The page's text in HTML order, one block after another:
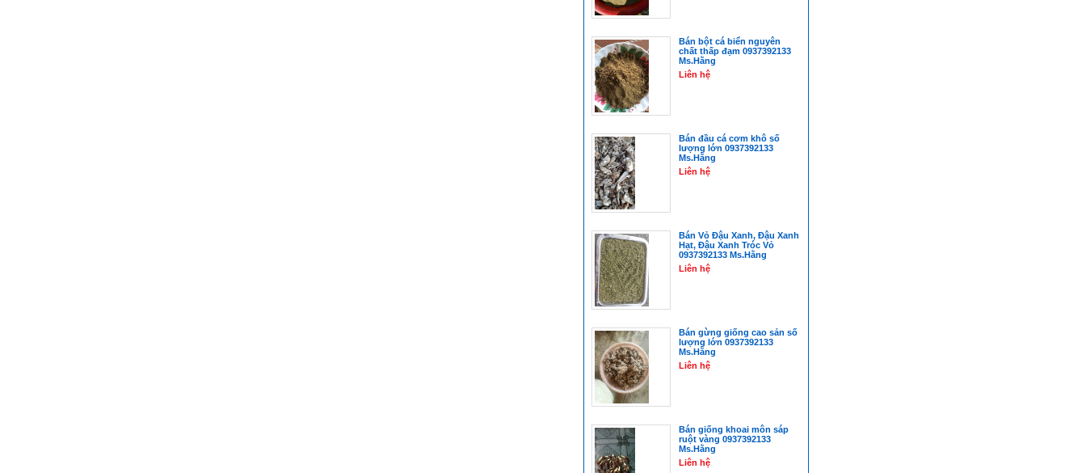
Bán bột cá biển nguyên
chất thấp đạm 0937392133
Ms.Hằng
Liên hệ
Bán đầu cá cơm khô số
lượng lớn 0937392133
Ms.Hằng
Liên hệ
Bán Vỏ Đậu Xanh, Đậu Xanh
Hạt, Đậu Xanh Tróc Vỏ
0937392133 Ms.Hằng
Liên hệ
Bán gừng giống cao sản số
lượng lớn 0937392133
Ms.Hằng
Liên hệ
Bán giống khoai môn sáp
ruột vàng 0937392133
Ms.Hằng
Liên hệ